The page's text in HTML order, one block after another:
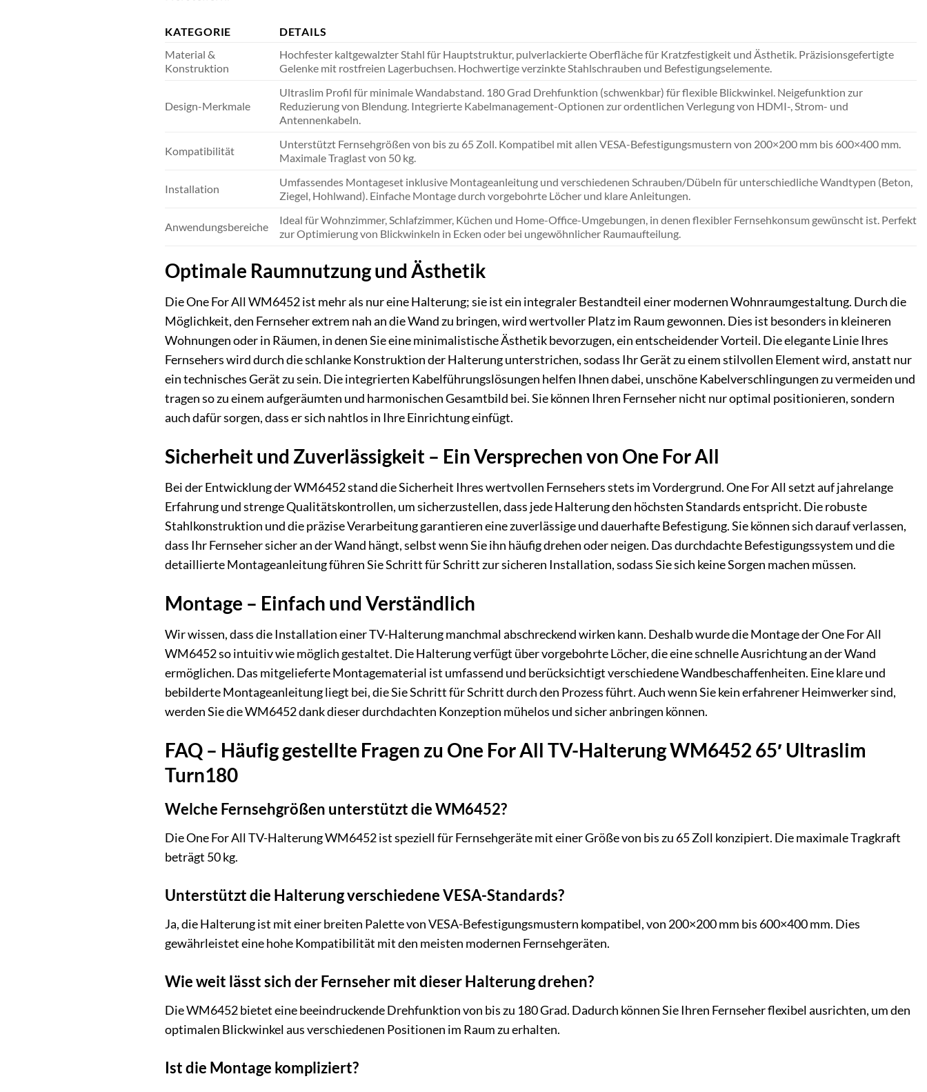
KATEGORIE
DETAILS
Material &
Konstruktion
Hochfester kaltgewalzter Stahl für Hauptstruktur, pulverlackierte Oberfläche für Kratzfestigkeit und Ästhetik. Präzisionsgefertigte
Gelenke mit rostfreien Lagerbuchsen. Hochwertige verzinkte Stahlschrauben und Befestigungselemente.
Design-Merkmale
Ultraslim Profil für minimale Wandabstand. 180 Grad Drehfunktion (schwenkbar) für flexible Blickwinkel. Neigefunktion zur
Reduzierung von Blendung. Integrierte Kabelmanagement-Optionen zur ordentlichen Verlegung von HDMI-, Strom- und
Antennenkabeln.
Kompatibilität
Unterstützt Fernsehgrößen von bis zu 65 Zoll. Kompatibel mit allen VESA-Befestigungsmustern von 200×200 mm bis 600×400 mm.
Maximale Traglast von 50 kg.
Installation
Umfassendes Montageset inklusive Montageanleitung und verschiedenen Schrauben/Dübeln für unterschiedliche Wandtypen (Beton,
Ziegel, Hohlwand). Einfache Montage durch vorgebohrte Löcher und klare Anleitungen.
Anwendungsbereiche
Ideal für Wohnzimmer, Schlafzimmer, Küchen und Home-Office-Umgebungen, in denen flexibler Fernsehkonsum gewünscht ist. Perfekt
zur Optimierung von Blickwinkeln in Ecken oder bei ungewöhnlicher Raumaufteilung.
Optimale Raumnutzung und Ästhetik
Die One For All WM6452 ist mehr als nur eine Halterung; sie ist ein integraler Bestandteil einer modernen Wohnraumgestaltung. Durch die
Möglichkeit, den Fernseher extrem nah an die Wand zu bringen, wird wertvoller Platz im Raum gewonnen. Dies ist besonders in kleineren
Wohnungen oder in Räumen, in denen Sie eine minimalistische Ästhetik bevorzugen, ein entscheidender Vorteil. Die elegante Linie Ihres
Fernsehers wird durch die schlanke Konstruktion der Halterung unterstrichen, sodass Ihr Gerät zu einem stilvollen Element wird, anstatt nur
ein technisches Gerät zu sein. Die integrierten Kabelführungslösungen helfen Ihnen dabei, unschöne Kabelverschlingungen zu vermeiden und
tragen so zu einem aufgeräumten und harmonischen Gesamtbild bei. Sie können Ihren Fernseher nicht nur optimal positionieren, sondern
auch dafür sorgen, dass er sich nahtlos in Ihre Einrichtung einfügt.
Sicherheit und Zuverlässigkeit – Ein Versprechen von One For All
Bei der Entwicklung der WM6452 stand die Sicherheit Ihres wertvollen Fernsehers stets im Vordergrund. One For All setzt auf jahrelange
Erfahrung und strenge Qualitätskontrollen, um sicherzustellen, dass jede Halterung den höchsten Standards entspricht. Die robuste
Stahlkonstruktion und die präzise Verarbeitung garantieren eine zuverlässige und dauerhafte Befestigung. Sie können sich darauf verlassen,
dass Ihr Fernseher sicher an der Wand hängt, selbst wenn Sie ihn häufig drehen oder neigen. Das durchdachte Befestigungssystem und die
detaillierte Montageanleitung führen Sie Schritt für Schritt zur sicheren Installation, sodass Sie sich keine Sorgen machen müssen.
Montage – Einfach und Verständlich
Wir wissen, dass die Installation einer TV-Halterung manchmal abschreckend wirken kann. Deshalb wurde die Montage der One For All
WM6452 so intuitiv wie möglich gestaltet. Die Halterung verfügt über vorgebohrte Löcher, die eine schnelle Ausrichtung an der Wand
ermöglichen. Das mitgelieferte Montagematerial ist umfassend und berücksichtigt verschiedene Wandbeschaffenheiten. Eine klare und
bebilderte Montageanleitung liegt bei, die Sie Schritt für Schritt durch den Prozess führt. Auch wenn Sie kein erfahrener Heimwerker sind,
werden Sie die WM6452 dank dieser durchdachten Konzeption mühelos und sicher anbringen können.
FAQ – Häufig gestellte Fragen zu One For All TV-Halterung WM6452 65′ Ultraslim
Turn180
Welche Fernsehgrößen unterstützt die WM6452?
Die One For All TV-Halterung WM6452 ist speziell für Fernsehgeräte mit einer Größe von bis zu 65 Zoll konzipiert. Die maximale Tragkraft
beträgt 50 kg.
Unterstützt die Halterung verschiedene VESA-Standards?
Ja, die Halterung ist mit einer breiten Palette von VESA-Befestigungsmustern kompatibel, von 200×200 mm bis 600×400 mm. Dies
gewährleistet eine hohe Kompatibilität mit den meisten modernen Fernsehgeräten.
Wie weit lässt sich der Fernseher mit dieser Halterung drehen?
Die WM6452 bietet eine beeindruckende Drehfunktion von bis zu 180 Grad. Dadurch können Sie Ihren Fernseher flexibel ausrichten, um den
optimalen Blickwinkel aus verschiedenen Positionen im Raum zu erhalten.
Ist die Montage kompliziert?